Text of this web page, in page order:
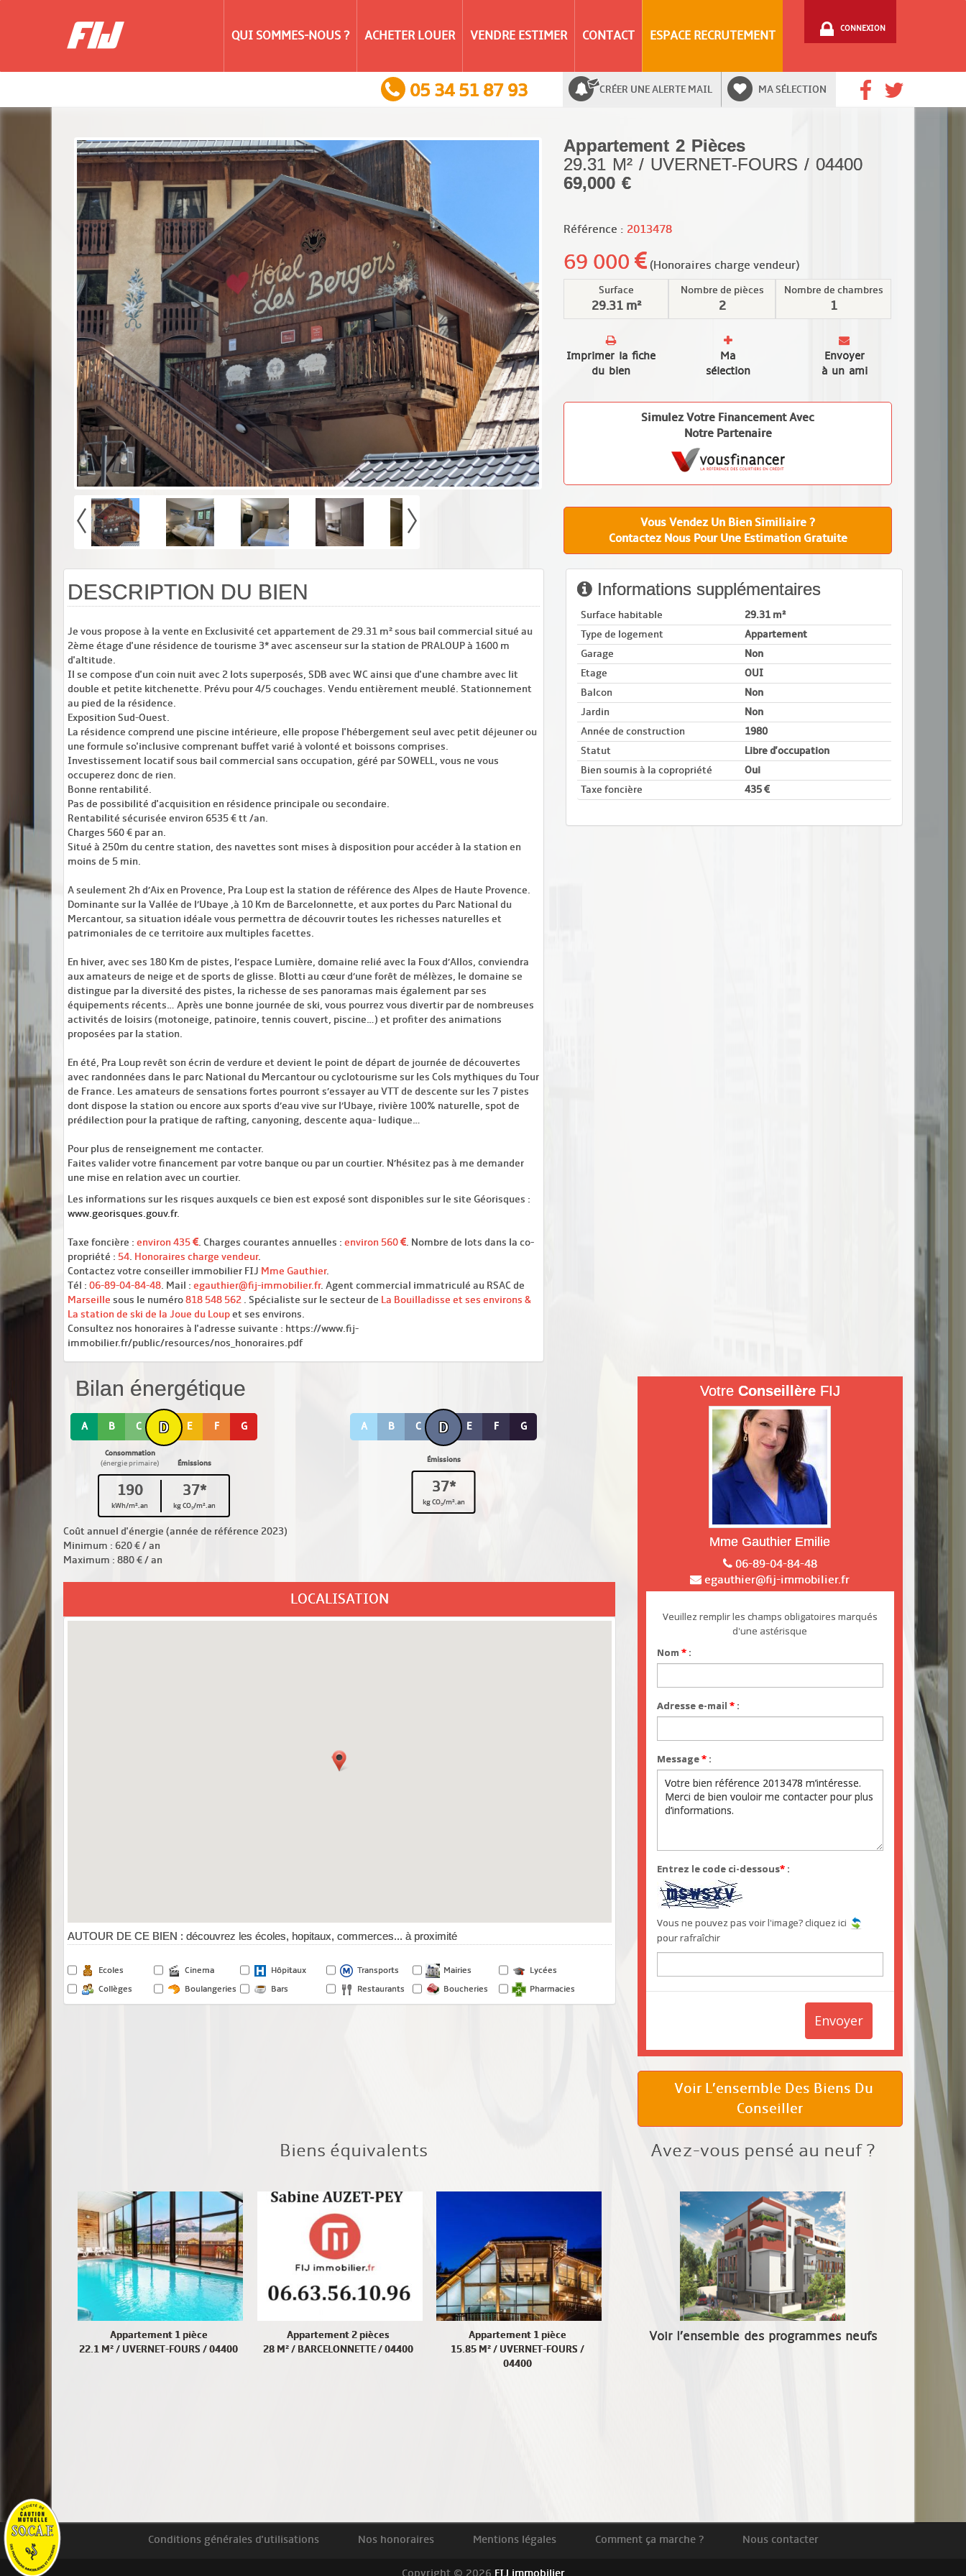
QUI SOMMES-NOUS ? ACHETER LOUER VENDRE ESTIMER CONTACT ESPACE RECRUTEMENT
CONNEXION
05 34 51 87 93 CRÉER UNE ALERTE MAIL MA SÉLECTION
Appartement 2 Pièces
29.31 M² / UVERNET-FOURS / 04400
69,000 €
Référence : 2013478
69 000 (Honoraires charge vendeur)
Surface
29.31 m²
Nombre de pièces
2
Nombre de chambres
1
Imprimer la fiche
du bien
Ma
sélection
Envoyer
à un ami
Simulez Votre Financement Avec
Notre Partenaire
Vous Vendez Un Bien Similiaire ?
Contactez Nous Pour Une Estimation Gratuite
DESCRIPTION DU BIEN
Je vous propose à la vente en Exclusivité cet appartement de 29.31 m² sous bail commercial situé au
2ème étage d'une résidence de tourisme 3* avec ascenseur sur la station de PRALOUP à 1600 m
d'altitude.
Il se compose d'un coin nuit avec 2 lots superposés, SDB avec WC ainsi que d'une chambre avec lit
double et petite kitchenette. Prévu pour 4/5 couchages. Vendu entièrement meublé. Stationnement
au pied de la résidence.
Exposition Sud-Ouest.
La résidence comprend une piscine intérieure, elle propose l'hébergement seul avec petit déjeuner ou
une formule so'inclusive comprenant buffet varié à volonté et boissons comprises.
Investissement locatif sous bail commercial sans occupation, géré par SOWELL, vous ne vous
occuperez donc de rien.
Bonne rentabilité.
Pas de possibilité d'acquisition en résidence principale ou secondaire.
Rentabilité sécurisée environ 6535 € tt /an.
Charges 560 € par an.
Situé à 250m du centre station, des navettes sont mises à disposition pour accéder à la station en
moins de 5 min.
A seulement 2h d’Aix en Provence, Pra Loup est la station de référence des Alpes de Haute Provence.
Dominante sur la Vallée de l’Ubaye ,à 10 Km de Barcelonnette, et aux portes du Parc National du
Mercantour, sa situation idéale vous permettra de découvrir toutes les richesses naturelles et
patrimoniales de ce territoire aux multiples facettes.
En hiver, avec ses 180 Km de pistes, l’espace Lumière, domaine relié avec la Foux d’Allos, conviendra
aux amateurs de neige et de sports de glisse. Blotti au cœur d’une forêt de mélèzes, le domaine se
distingue par la diversité des pistes, la richesse de ses panoramas mais également par ses
équipements récents… Après une bonne journée de ski, vous pourrez vous divertir par de nombreuses
activités de loisirs (motoneige, patinoire, tennis couvert, piscine…) et profiter des animations
proposées par la station.
En été, Pra Loup revêt son écrin de verdure et devient le point de départ de journée de découvertes
avec randonnées dans le parc National du Mercantour ou cyclotourisme sur les Cols mythiques du Tour
de France. Les amateurs de sensations fortes pourront s’essayer au VTT de descente sur les 7 pistes
dont dispose la station ou encore aux sports d’eau vive sur l’Ubaye, rivière 100% naturelle, spot de
prédilection pour la pratique de rafting, canyoning, descente aqua- ludique…
Pour plus de renseignement me contacter.
Faites valider votre financement par votre banque ou par un courtier. N’hésitez pas à me demander
une mise en relation avec un courtier.
Les informations sur les risques auxquels ce bien est exposé sont disponibles sur le site Géorisques :
www.georisques.gouv.fr.
Taxe foncière : environ 435 . Charges courantes annuelles : environ 560
. Nombre de lots dans la co-
propriété : 54. Honoraires charge vendeur.
Contactez votre conseiller immobilier FIJ Mme Gauthier.
Tél : 06-89-04-84-48. Mail : egauthier@fij-immobilier.fr. Agent commercial immatriculé au RSAC de
Marseille sous le numéro818 548 562 . Spécialiste sur le secteur de La Bouilladisse et ses environs &
La station de ski de la Joue du Loupet ses environs.
Consultez nos honoraires à l'adresse suivante : https://www.fij-
immobilier.fr/public/resources/nos_honoraires.pdf
Informations supplémentaires
Surface habitable
29.31 m²
Type de logement
Appartement
Garage
Non
Etage
OUI
Balcon
Non
Jardin
Non
Année de construction
1980
Statut
Libre d'occupation
Bien soumis à la copropriété
Oui
Taxe foncière
435
Bilan énergétique
A B C
190
kWh/m².an
Consommation
(énergie primaire)
37*
kg CO₂/m².an
Émissions
D E F G A B C
37*
kg CO₂/m².an
Émissions
D E F G
Coût annuel d'énergie (année de référence 2023)
Minimum : 620 € / an
Maximum : 880 € / an
LOCALISATION
AUTOUR DE CE BIEN : découvrez les écoles, hopitaux, commerces... à proximité
Ecoles Cinema Hôpitaux Transports Mairies
Lycées
Collèges
Boulangeries Bars Restaurants Boucheries Pharmacies
Votre Conseillère FIJ
Mme Gauthier Emilie
06-89-04-84-48
egauthier@fij-immobilier.fr
Veuillez remplir les champs obligatoires marqués
d'une astérisque
Nom* :
Adresse e-mail* :
Message* :
Entrez le code ci-dessous* :
Vous ne pouvez pas voir l'image? cliquez ici
pour rafraîchir
Envoyer
Voir L’ensemble Des Biens Du
Conseiller
Biens équivalents
Appartement 1 pièce
22.1 M² / UVERNET-FOURS / 04400
Appartement 2 pièces
28 M² / BARCELONNETTE / 04400
Appartement 1 pièce
15.85 M² / UVERNET-FOURS /
04400
Avez-vous pensé au neuf ?
Voir l’ensemble des programmes neufs
Conditions générales d'utilisations Nos honoraires Mentions légales Comment ça marche ? Nous contacter
Copyright © 2026 FIJ immobilier